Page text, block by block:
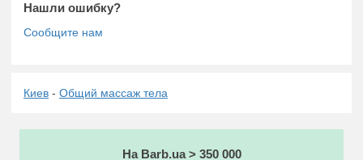
Нашли ошибку?
Киев - Общий массаж тела
На Barb.ua > 350 000